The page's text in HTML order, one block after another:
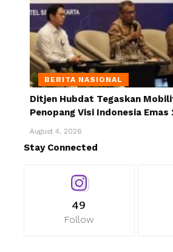
BERITA NASIONAL
Ditjen Hubdat Tegaskan
Penopang Visi Indonesia Emas
August 4, 2026
Stay Connected
49
Follow